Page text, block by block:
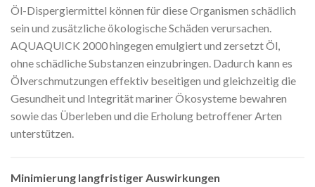
Öl-Dispergiermittel können für diese Organismen schädlich
sein und zusätzliche ökologische Schäden verursachen.
AQUAQUICK 2000 hingegen emulgiert und zersetzt Öl,
ohne schädliche Substanzen einzubringen. Dadurch kann es
Ölverschmutzungen effektiv beseitigen und gleichzeitig die
Gesundheit und Integrität mariner Ökosysteme bewahren
sowie das Überleben und die Erholung betroffener Arten
unterstützen.
Minimierung langfristiger Auswirkungen